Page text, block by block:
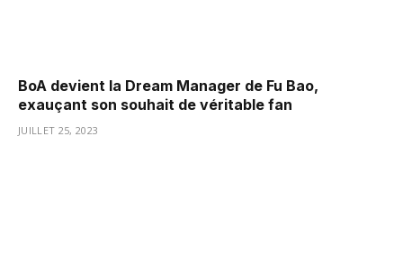
BoA devient la Dream Manager de Fu Bao,
exauçant son souhait de véritable fan
JUILLET 25, 2023